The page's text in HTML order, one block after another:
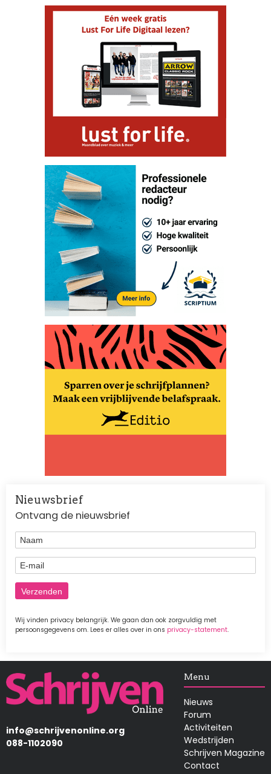
Nieuwsbrief
Ontvang de nieuwsbrief
Naam
E-mail
Wij vinden privacy belangrijk. We gaan dan ook zorgvuldig met
persoonsgegevens om. Lees er alles over in ons privacy-statement.
Afbeelding
info@schrijvenonline.org
088-1102090
Menu
Nieuws
Forum
Activiteiten
Wedstrijden
Schrijven Magazine
Contact